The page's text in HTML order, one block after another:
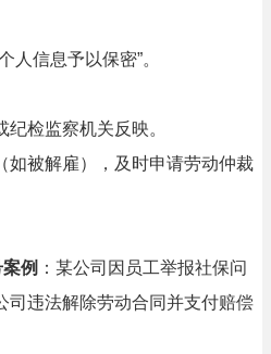
人信息予以保密”。
检监察机关反映。
如被解雇），及时申请劳动仲裁
例 ：某公司因员工举报社保问
司违法解除劳动合同并支付赔偿